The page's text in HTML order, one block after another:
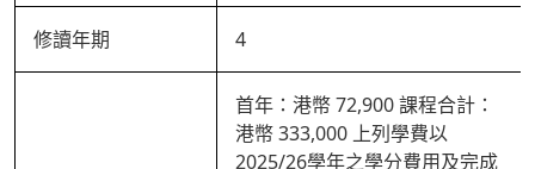
修讀年期 4
首年：港幣 72,900 課程合計：
港幣 333,000 上列學費以
2025/26學年之學分費用及完成